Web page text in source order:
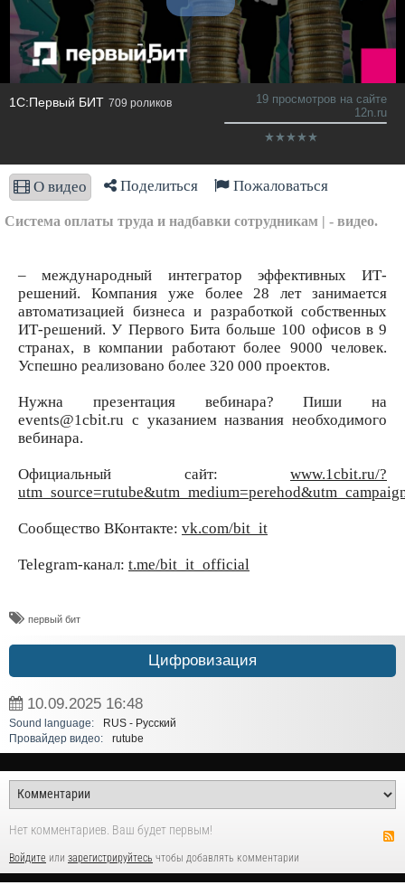
1С:Первый БИТ 709 роликов
19 просмотров на сайте
12n.ru
О видео Поделиться Пожаловаться
Система оплаты труда и надбавки сотрудникам | - видео.
– международный интегратор эффективных ИТ-
решений. Компания уже более 28 лет занимается
автоматизацией бизнеса и разработкой собственных
ИТ-решений. У Первого Бита больше 100 офисов в 9
странах, в компании работают более 9000 человек.
Успешно реализовано более 320 000 проектов.
Нужна презентация вебинара? Пиши на
events@1cbit.ru с указанием названия необходимого
вебинара.
Официальный сайт: www.1cbit.ru/?
Сообщество ВКонтакте: vk.com/bit_it
Telegram-канал: t.me/bit_it_official
​первый бит
Цифровизация
10.09.2025 16:48
Sound language:
RUS - Русский
Провайдер видео:
rutube
Нет комментариев. Ваш будет первым!
Войдите или зарегистрируйтесь чтобы добавлять комментарии